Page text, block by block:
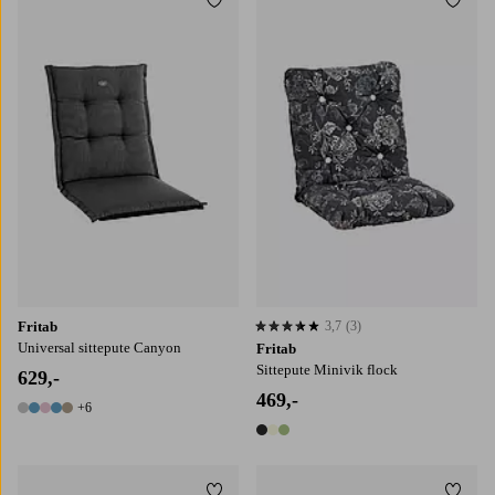
Fritab
Universal sittepute Canyon
629,-
11 farger
+6
Legg til favoritter
Fritab
Sittepute Minivik flock
469,-
3 farger
3,7 basert på 3 karaktergivninger
3,7 (3)